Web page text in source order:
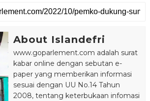
About Islandefri
www.goparlement.com adalah surat
kabar online dengan sebutan e-
paper yang memberikan informasi
sesuai dengan UU No.14 Tahun
2008, tentang keterbukaan infomasi